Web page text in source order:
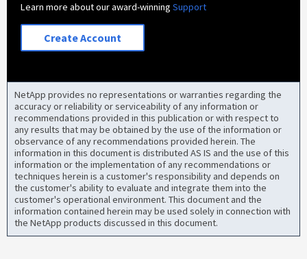
Learn more about our award-winningSupport
Create Account
NetApp provides no representations or warranties regarding the
accuracy or reliability or serviceability of any information or
recommendations provided in this publication or with respect to
any results that may be obtained by the use of the information or
observance of any recommendations provided herein. The
information in this document is distributed AS IS and the use of this
information or the implementation of any recommendations or
techniques herein is a customer's responsibility and depends on
the customer's ability to evaluate and integrate them into the
customer's operational environment. This document and the
information contained herein may be used solely in connection with
the NetApp products discussed in this document.